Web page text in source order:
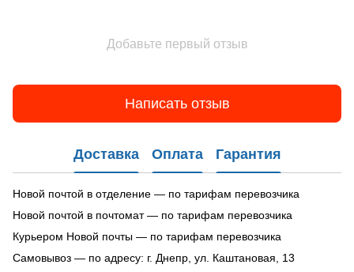
Добавьте первый отзыв
Написать отзыв
Доставка Оплата Гарантия
Новой почтой в отделение — по тарифам перевозчика
Новой почтой в почтомат — по тарифам перевозчика
Курьером Новой почты — по тарифам перевозчика
Самовывоз — по адресу: г. Днепр, ул. Каштановая, 13